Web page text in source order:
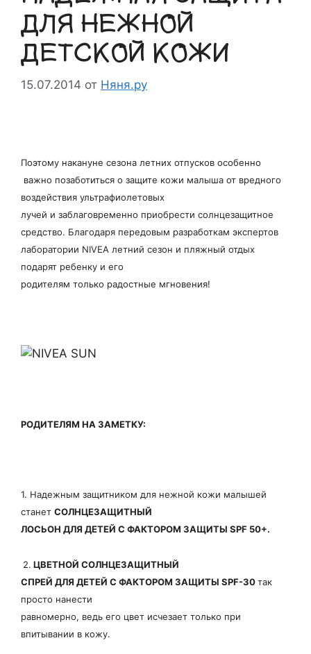
ДЛЯ НЕЖНОЙ
ДЕТСКОЙ КОЖИ
15.07.2014 от Няня.ру
Поэтому накануне сезона летних отпусков особенно
важно позаботиться о защите кожи малыша от вредного
воздействия ультрафиолетовых
лучей и заблаговременно приобрести солнцезащитное
средство. Благодаря передовым разработкам экспертов
лаборатории NIVEA летний сезон и пляжный отдых
подарят ребенку и его
родителям только радостные мгновения!
РОДИТЕЛЯМ НА ЗАМЕТКУ:
1. Надежным защитником для нежной кожи малышей
станет СОЛНЦЕЗАЩИТНЫЙ
ЛОСЬОН ДЛЯ ДЕТЕЙ С ФАКТОРОМ ЗАЩИТЫ SPF 50+.
2. ЦВЕТНОЙ СОЛНЦЕЗАЩИТНЫЙ
СПРЕЙ ДЛЯ ДЕТЕЙ С ФАКТОРОМ ЗАЩИТЫ SPF-30так
просто нанести
равномерно, ведь его цвет исчезает только при
впитывании в кожу.